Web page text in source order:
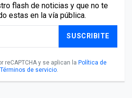
flash de noticias y que no te
estas en la vía pública.
SUSCRIBITE
reCAPTCHA y se aplican la Política de
Términos de servicio.